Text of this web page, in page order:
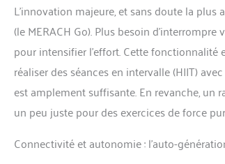
L’innovation majeure, et sans doute la
(le MERACH Go). Plus besoin
pour intensifier l’effort. Cette
réaliser des séances en intervalle (HIIT)
est amplement suffisante. En revanche,
un peu juste pour des exercices de force
Connectivité et autonomie : l’auto-